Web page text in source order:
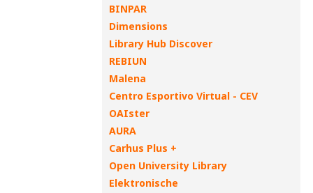
BINPAR
Dimensions
Library Hub Discover
REBIUN
Malena
Centro Esportivo Virtual - CEV
OAIster
AURA
Carhus Plus +
Open University Library
Elektronische